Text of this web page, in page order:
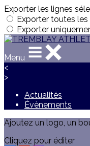
Exporter les lignes
Exporter toutes
Exporter
Menu
<
>
Actualités
Évènements
Ajoutez un logo, un
Cliquez pour éditer